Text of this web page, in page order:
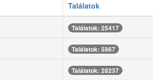
Találatok
Találatok: 25417
Találatok: 5867
Találatok: 28237